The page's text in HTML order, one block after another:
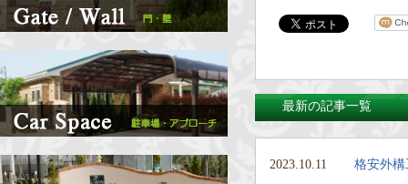
最新の記事一覧
2023.10.11 格安外